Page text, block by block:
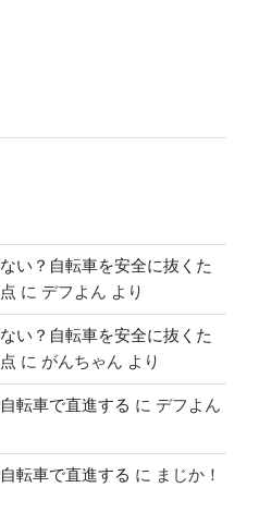
い？自転車を安全に抜くた
に デフよん より
い？自転車を安全に抜くた
に がんちゃん より
転車で直進する に デフよん
転車で直進する に まじか！